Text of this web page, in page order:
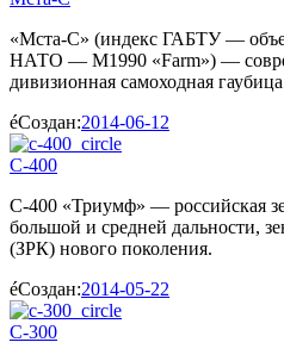
«Мста-С» (индекс ГАБТУ —
НАТО — M1990 «Farm») —
дивизионная самоходная
Создан:2014-06-12
С-400
С-400 «Триумф» — российская
большой и средней дальности,
(ЗРК) нового поколения.
Создан:2014-05-22
С-300